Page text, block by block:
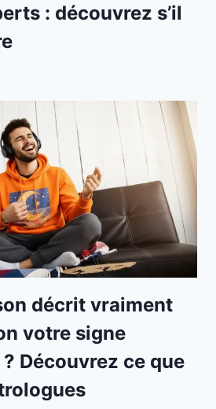
: découvrez s’il
décrit vraiment
votre signe
Découvrez ce que